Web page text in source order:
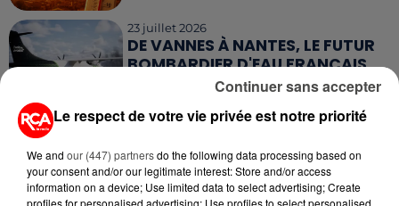
23 juillet 2026
DE VANNES À NANTES, LE FUTUR
BOMBARDIER D'EAU FRANÇAIS
PREND SON ENVOL
20 juillet 2026
ENTRE EN GUERRE CONTRE LES
FLAMMES
Le respect de votre vie privée est notre priorité
We and our (447) partnersdo the following data processing based on
your consent and/or our legitimate interest: Store and/or access
information on a device; Use limited data to select advertising; Create
profiles for personalised advertising; Use profiles to select personalised
Continuer sans accepter